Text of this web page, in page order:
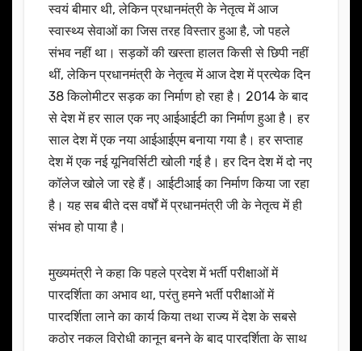
स्वयं बीमार थी, लेकिन प्रधानमंत्री के नेतृत्व में आज
स्वास्थ्य सेवाओं का जिस तरह विस्तार हुआ है, जो पहले
संभव नहीं था। सड़कों की खस्ता हालत किसी से छिपी नहीं
थीं, लेकिन प्रधानमंत्री के नेतृत्व में आज देश में प्रत्येक दिन
38 किलोमीटर सड़क का निर्माण हो रहा है। 2014 के बाद
से देश में हर साल एक नए आईआईटी का निर्माण हुआ है। हर
साल देश में एक नया आईआईएम बनाया गया है। हर सप्ताह
देश में एक नई यूनिवर्सिटी खोली गई है। हर दिन देश में दो नए
कॉलेज खोले जा रहे हैं। आईटीआई का निर्माण किया जा रहा
है। यह सब बीते दस वर्षों में प्रधानमंत्री जी के नेतृत्व में ही
संभव हो पाया है।
मुख्यमंत्री ने कहा कि पहले प्रदेश में भर्ती परीक्षाओं में
पारदर्शिता का अभाव था, परंतु हमने भर्ती परीक्षाओं में
पारदर्शिता लाने का कार्य किया तथा राज्य में देश के सबसे
कठोर नकल विरोधी कानून बनने के बाद पारदर्शिता के साथ